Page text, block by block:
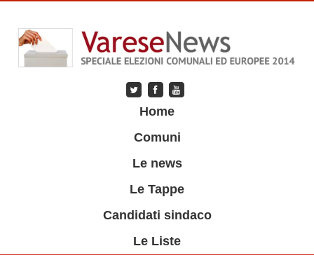
main
content
Home
Comuni
Le news
Le Tappe
Candidati sindaco
Le Liste